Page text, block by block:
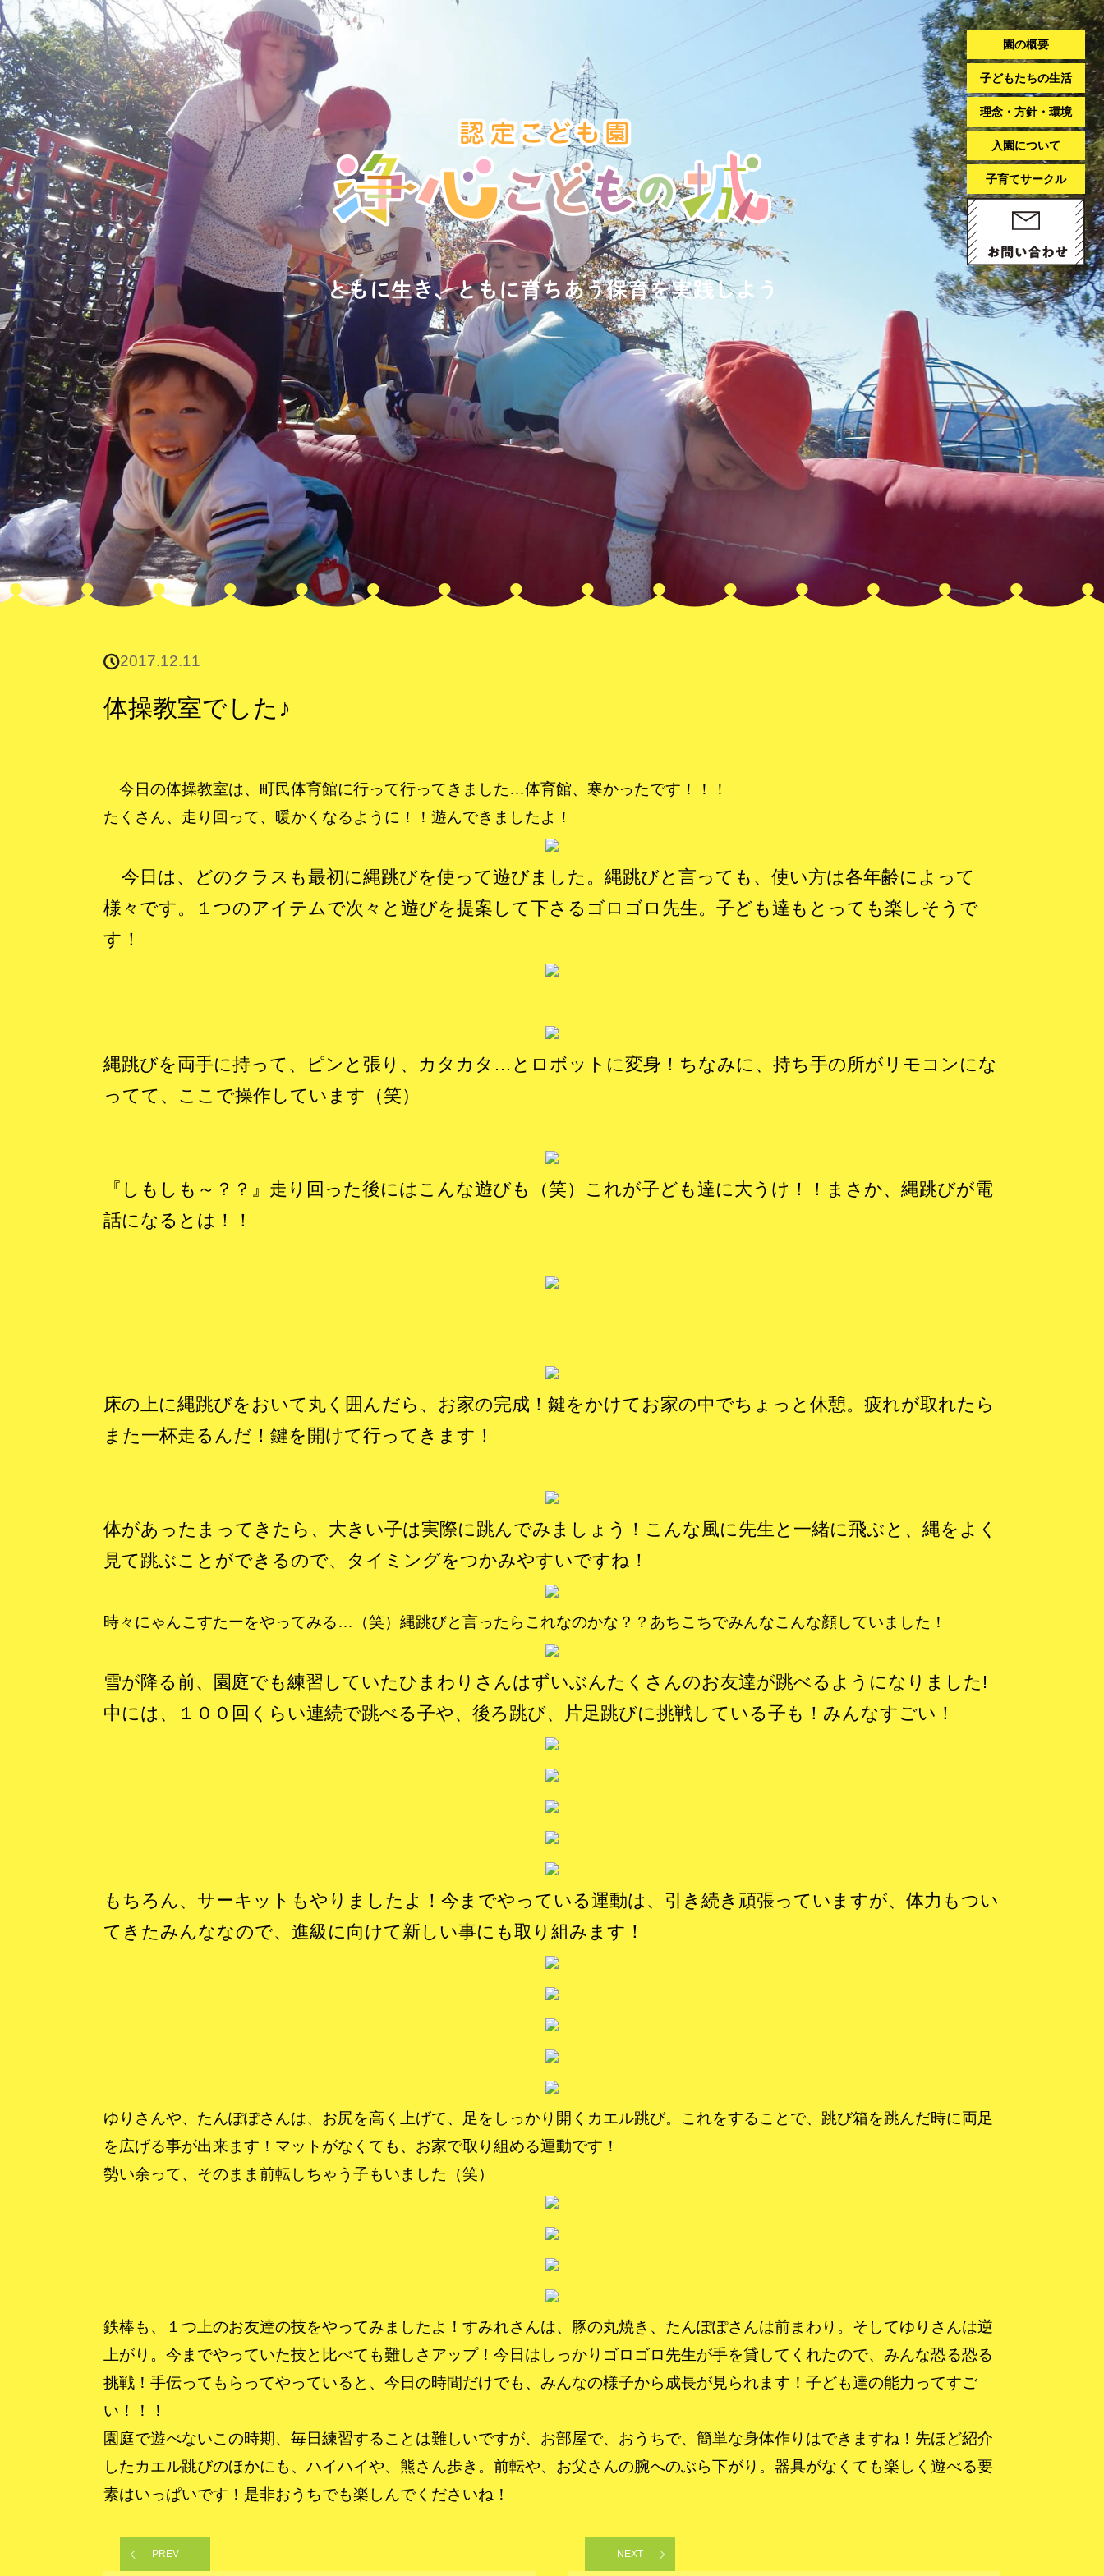
園の概要
子どもたちの生活
理念・方針・環境
入園について
子育てサークル
2017.12.11
体操教室でした♪
今日の体操教室は、町民体育館に行って行ってきました…体育館、寒かったです！！！
たくさん、走り回って、暖かくなるように！！遊んできましたよ！
今日は、どのクラスも最初に縄跳びを使って遊びました。縄跳びと言っても、使い方は各年齢によって
様々です。１つのアイテムで次々と遊びを提案して下さるゴロゴロ先生。子ども達もとっても楽しそうで
す！
縄跳びを両手に持って、ピンと張り、カタカタ…とロボットに変身！ちなみに、持ち手の所がリモコンにな
ってて、ここで操作しています（笑）
『しもしも～？？』走り回った後にはこんな遊びも（笑）これが子ども達に大うけ！！まさか、縄跳びが電
話になるとは！！
床の上に縄跳びをおいて丸く囲んだら、お家の完成！鍵をかけてお家の中でちょっと休憩。疲れが取れたら
また一杯走るんだ！鍵を開けて行ってきます！
体があったまってきたら、大きい子は実際に跳んでみましょう！こんな風に先生と一緒に飛ぶと、縄をよく
見て跳ぶことができるので、タイミングをつかみやすいですね！
時々にゃんこすたーをやってみる…（笑）縄跳びと言ったらこれなのかな？？あちこちでみんなこんな顔していました！
雪が降る前、園庭でも練習していたひまわりさんはずいぶんたくさんのお友達が跳べるようになりました!
中には、１００回くらい連続で跳べる子や、後ろ跳び、片足跳びに挑戦している子も！みんなすごい！
もちろん、サーキットもやりましたよ！今までやっている運動は、引き続き頑張っていますが、体力もつい
てきたみんななので、進級に向けて新しい事にも取り組みます！
ゆりさんや、たんぽぽさんは、お尻を高く上げて、足をしっかり開くカエル跳び。これをすることで、跳び箱を跳んだ時に両足
を広げる事が出来ます！マットがなくても、お家で取り組める運動です！
勢い余って、そのまま前転しちゃう子もいました（笑）
鉄棒も、１つ上のお友達の技をやってみましたよ！すみれさんは、豚の丸焼き、たんぽぽさんは前まわり。そしてゆりさんは逆
上がり。今までやっていた技と比べても難しさアップ！今日はしっかりゴロゴロ先生が手を貸してくれたので、みんな恐る恐る
挑戦！手伝ってもらってやっていると、今日の時間だけでも、みんなの様子から成長が見られます！子ども達の能力ってすご
い！！！
園庭で遊べないこの時期、毎日練習することは難しいですが、お部屋で、おうちで、簡単な身体作りはできますね！先ほど紹介
したカエル跳びのほかにも、ハイハイや、熊さん歩き。前転や、お父さんの腕へのぶら下がり。器具がなくても楽しく遊べる要
素はいっぱいです！是非おうちでも楽しんでくださいね！
PREV NEXT